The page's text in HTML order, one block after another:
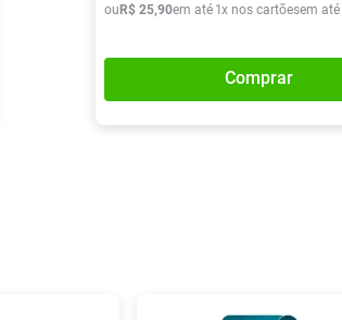
ou R$ 25,90em até 1x nos cartõesem até
Comprar